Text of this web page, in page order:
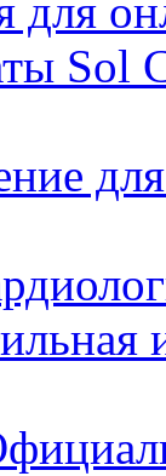
Sol